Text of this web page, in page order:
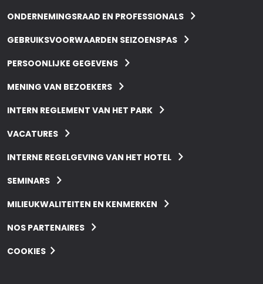
ONDERNEMINGSRAAD EN PROFESSIONALS
GEBRUIKSVOORWAARDEN SEIZOENSPAS
PERSOONLIJKE GEGEVENS
MENING VAN BEZOEKERS
INTERN REGLEMENT VAN HET PARK
VACATURES
INTERNE REGELGEVING VAN HET HOTEL
SEMINARS
MILIEUKWALITEITEN EN KENMERKEN
NOS PARTENAIRES
COOKIES